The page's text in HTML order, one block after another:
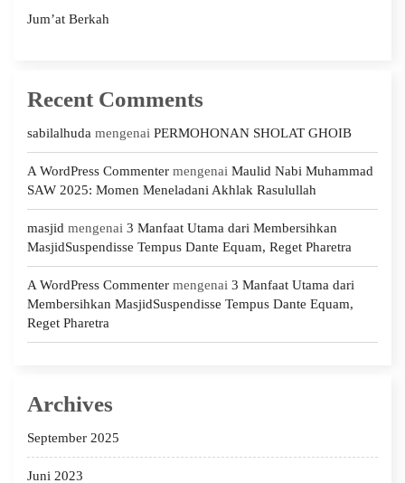
Jum’at Berkah
Recent Comments
sabilalhuda mengenai PERMOHONAN SHOLAT GHOIB
A WordPress Commenter mengenai Maulid Nabi Muhammad
SAW 2025: Momen Meneladani Akhlak Rasulullah
masjid mengenai 3 Manfaat Utama dari Membersihkan
MasjidSuspendisse Tempus Dante Equam, Reget Pharetra
A WordPress Commenter mengenai 3 Manfaat Utama dari
Membersihkan MasjidSuspendisse Tempus Dante Equam,
Reget Pharetra
Archives
September 2025
Juni 2023